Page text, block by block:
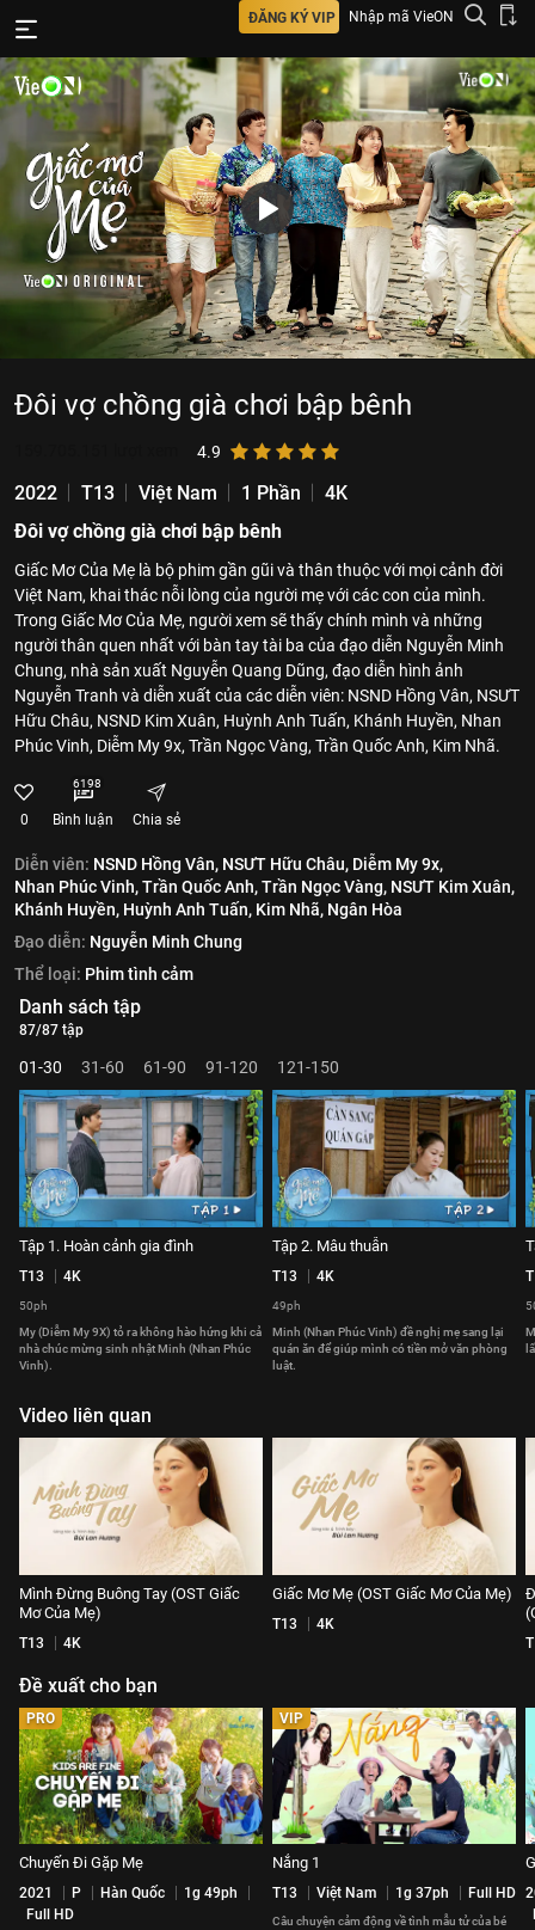
ĐĂNG KÝ VIP Nhập mã VieON
Đôi vợ chồng già chơi bập bênh
4.9
2022 T13 Việt Nam 1 Phần
4K
Đôi vợ chồng già chơi bập bênh
Giấc Mơ Của Mẹ là bộ phim gần gũi và thân thuộc với mọi cảnh đời
Việt Nam, khai thác nỗi lòng của người mẹ với các con của mình.
Trong Giấc Mơ Của Mẹ, người xem sẽ thấy chính mình và những
người thân quen nhất với bàn tay tài ba của đạo diễn Nguyễn Minh
Chung, nhà sản xuất Nguyễn Quang Dũng, đạo diễn hình ảnh
Nguyễn Tranh và diễn xuất của các diễn viên: NSND Hồng Vân, NSƯT
Hữu Châu, NSND Kim Xuân, Huỳnh Anh Tuấn, Khánh Huyền, Nhan
Phúc Vinh, Diễm My 9x, Trần Ngọc Vàng, Trần Quốc Anh, Kim Nhã.
0
6198
Bình luận Chia sẻ
Diễn viên: NSND Hồng Vân, NSƯT Hữu Châu, Diễm My 9x,
Nhan Phúc Vinh,Trần Quốc Anh,Trần Ngọc Vàng, NSƯT Kim Xuân,
Khánh Huyền, Huỳnh Anh Tuấn, Kim Nhã, Ngân Hòa
Đạo diễn: Nguyễn Minh Chung
Thể loại: Phim tình cảm
Danh sách tập
87/87 tập
01-30 31-60 61-90 91-120 121-150
Tập 1. Hoàn cảnh gia đình
T13 4K
50ph
My (Diễm My 9X) tỏ ra không hào hứng khi cả
nhà chúc mừng sinh nhật Minh (Nhan Phúc
Vinh).
Tập 2. Mâu thuẫn
T13 4K
49ph
Minh (Nhan Phúc Vinh) đề nghị mẹ sang lại
quán ăn để giúp mình có tiền mở văn phòng
luật.
Video liên quan
Mình Đừng Buông Tay (OST Giấc
Mơ Của Mẹ)
T13 4K
Giấc Mơ Mẹ (OST Giấc Mơ Của Mẹ)
T13 4K
Đề xuất cho bạn
PRO
Chuyến Đi Gặp Mẹ
2021 P Hàn Quốc
1g 49ph
Full HD
VIP
Nắng 1
T13 Việt Nam 1g 37ph Full HD
Câu chuyện cảm động về tình mẫu tử của bé